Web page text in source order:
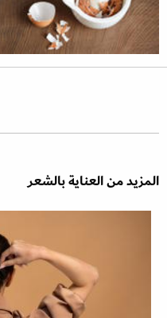
المزيد من العناية بالشعر